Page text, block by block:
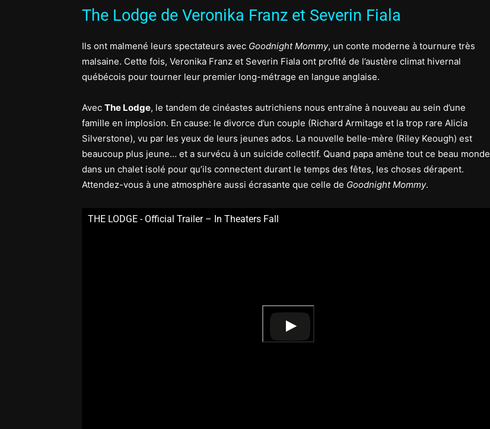
The Lodge de Veronika Franz et Severin Fiala
Ils ont malmené leurs spectateurs avec Goodnight Mommy, un conte moderne à tournure très
malsaine. Cette fois, Veronika Franz et Severin Fiala ont profité de l’austère climat hivernal
québécois pour tourner leur premier long-métrage en langue anglaise.
Avec The Lodge, le tandem de cinéastes autrichiens nous entraîne à nouveau au sein d’une
famille en implosion. En cause: le divorce d’un couple (Richard Armitage et la trop rare Alicia
Silverstone), vu par les yeux de leurs jeunes ados. La nouvelle belle-mère (Riley Keough) est
beaucoup plus jeune… et a survécu à un suicide collectif. Quand papa amène tout ce beau monde
dans un chalet isolé pour qu’ils connectent durant le temps des fêtes, les choses dérapent.
Attendez-vous à une atmosphère aussi écrasante que celle de Goodnight Mommy.
THE LODGE - Official Trailer – In Theaters Fall